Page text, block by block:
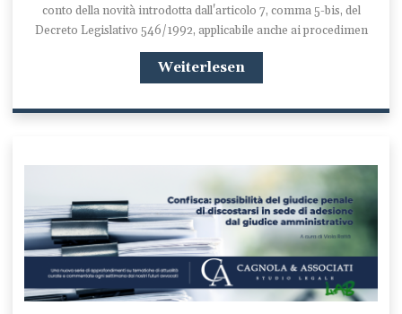
conto della novità introdotta dall'articolo 7, comma 5-bis, del
Decreto Legislativo 546/1992, applicabile anche ai procedimen
Weiterlesen